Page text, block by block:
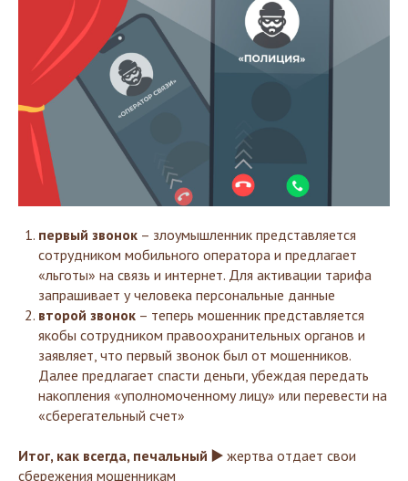
первый звонок – злоумышленник представляется
сотрудником мобильного оператора и предлагает
«льготы» на связь и интернет. Для активации тарифа
запрашивает у человека персональные данные
второй звонок – теперь мошенник представляется
якобы сотрудником правоохранительных органов и
заявляет, что первый звонок был от мошенников.
Далее предлагает спасти деньги, убеждая передать
накопления «уполномоченному лицу» или перевести на
«сберегательный счет»
Итог, как всегда, печальный ▶️ жертва отдает свои
сбережения мошенникам